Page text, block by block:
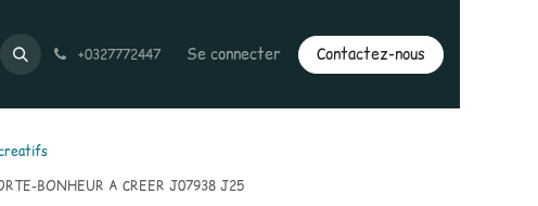
+0327772447 Se connecter Contactez-nous
BONHEUR A CREER J07938 J25